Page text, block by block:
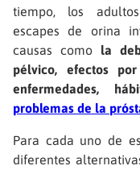
tiempo, los
escapes de orina
causas como la
pélvico, efectos
enfermedades,
problemas de la
Para cada uno de
diferentes